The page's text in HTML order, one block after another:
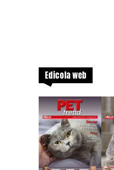
Edicola web